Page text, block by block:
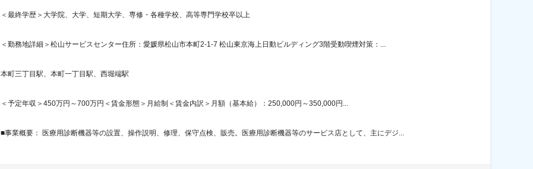
＜最終学歴＞大学院、大学、短期大学、専修・各種学校、高等専門学校卒以上
＜勤務地詳細＞松山サービスセンター住所：愛媛県松山市本町2-1-7 松山東京海上日動ビルディング3階受動喫煙対策：...
本町三丁目駅、本町一丁目駅、西堀端駅
＜予定年収＞450万円～700万円＜賃金形態＞月給制＜賃金内訳＞月額（基本給）：250,000円～350,000円...
■事業概要： 医療用診断機器等の設置、操作説明、修理、保守点検、販売。医療用診断機器等のサービス店として、主にデジ...